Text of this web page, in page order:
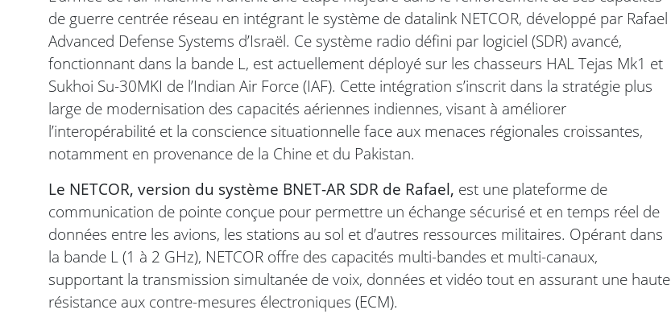
de guerre centrée réseau en intégrant le système de datalink NETCOR, développé par Rafael
Advanced Defense Systems d’Israël. Ce système radio défini par logiciel (SDR) avancé,
fonctionnant dans la bande L, est actuellement déployé sur les chasseurs HAL Tejas Mk1 et
Sukhoi Su-30MKI de l’Indian Air Force (IAF). Cette intégration s’inscrit dans la stratégie plus
large de modernisation des capacités aériennes indiennes, visant à améliorer
l’interopérabilité et la conscience situationnelle face aux menaces régionales croissantes,
notamment en provenance de la Chine et du Pakistan.
Le NETCOR, version du système BNET-AR SDR de Rafael, est une plateforme de
communication de pointe conçue pour permettre un échange sécurisé et en temps réel de
données entre les avions, les stations au sol et d’autres ressources militaires. Opérant dans
la bande L (1 à 2 GHz), NETCOR offre des capacités multi-bandes et multi-canaux,
supportant la transmission simultanée de voix, données et vidéo tout en assurant une haute
résistance aux contre-mesures électroniques (ECM).